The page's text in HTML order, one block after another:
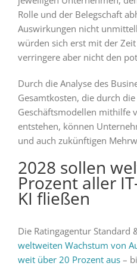
Rolle und der Belegschaft
Auswirkungen nicht
würden sich erst mit der
verringere aber nicht den
Durch die Analyse des
Gesamtkosten, die durch
Geschäftsmodellen mithilfe
entstehen, können
und auch zukünftigen
2028 sollen
Prozent aller
KI fließen
Die Ratingagentur Standard
weltweiten Wachstum von
weit über 20 Prozent aus–